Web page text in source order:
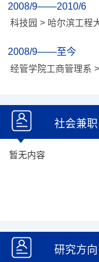
2008/9——2010/6
科技园 > 哈尔滨工程
2008/9——至今
经管学院工商管理系
社会兼职
暂无内容
研究方向